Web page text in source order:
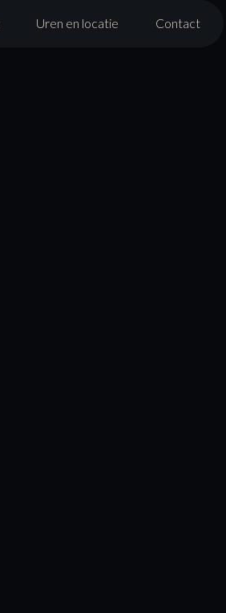
Uren en locatie Contact